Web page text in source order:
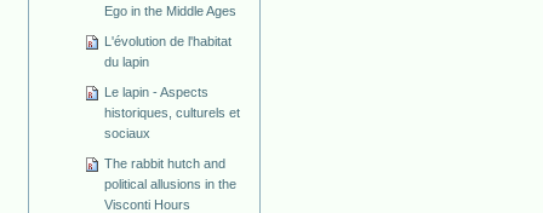
Ego in the Middle Ages
L'évolution de l'habitat
du lapin
Le lapin - Aspects
historiques, culturels et
sociaux
The rabbit hutch and
political allusions in the
Visconti Hours